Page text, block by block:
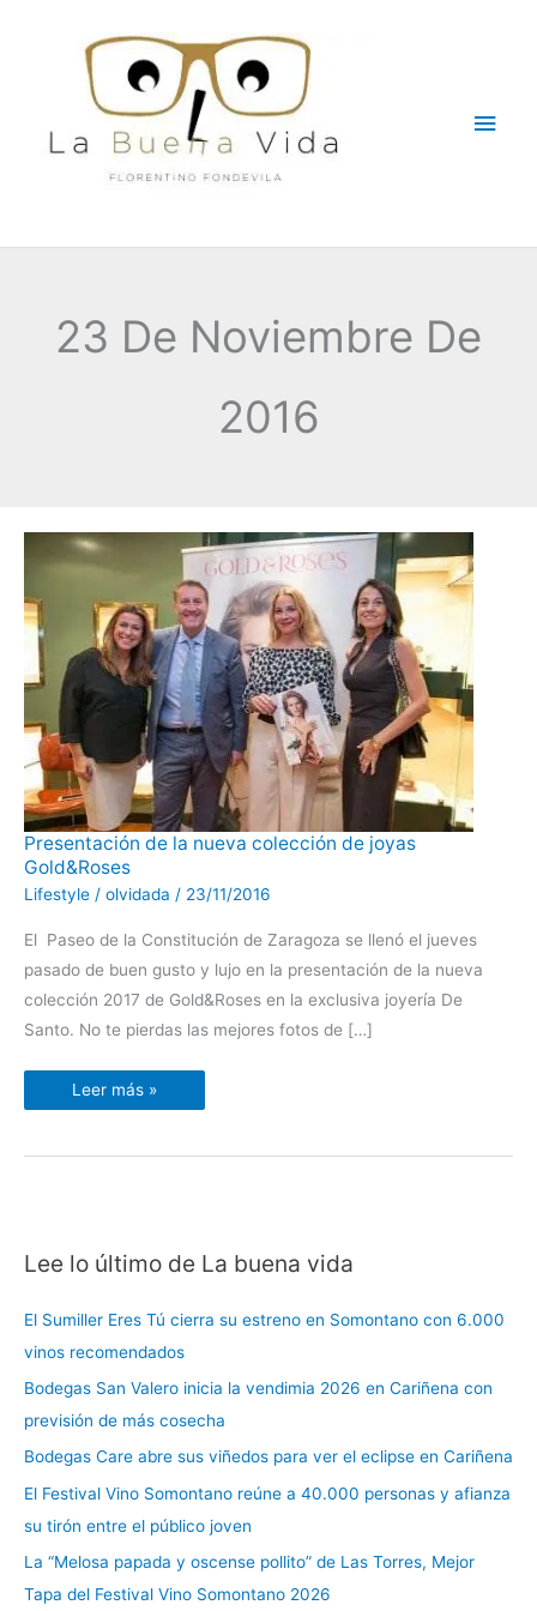
23 De Noviembre De
2016
Presentación de la nueva colección de joyas
Gold&Roses
Lifestyle / olvidada / 23/11/2016
El Paseo de la Constitución de Zaragoza se llenó el jueves
pasado de buen gusto y lujo en la presentación de la nueva
colección 2017 de Gold&Roses en la exclusiva joyería De
Santo. No te pierdas las mejores fotos de […]
Presentación
de
la
nueva
colección
joyas
Gold&Roses
Leer más »
Lee lo último de La buena vida
El Sumiller Eres Tú cierra su estreno en Somontano con 6.000
vinos recomendados
Bodegas San Valero inicia la vendimia 2026 en Cariñena con
previsión de más cosecha
Bodegas Care abre sus viñedos para ver el eclipse en Cariñena
El Festival Vino Somontano reúne a 40.000 personas y afianza
su tirón entre el público joven
La “Melosa papada y oscense pollito” de Las Torres, Mejor
Tapa del Festival Vino Somontano 2026
C
t
e
g
o
r
í
a
s